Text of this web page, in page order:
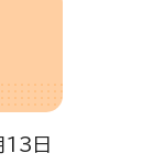
日